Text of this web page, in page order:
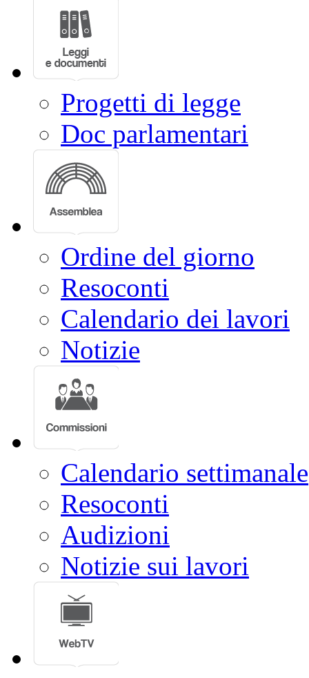
Progetti di legge
Doc parlamentari
Ordine del giorno
Resoconti
Calendario dei lavori
Notizie
Calendario settimanale
Resoconti
Audizioni
Notizie sui lavori